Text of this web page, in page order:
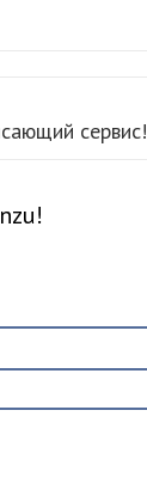
сервис!